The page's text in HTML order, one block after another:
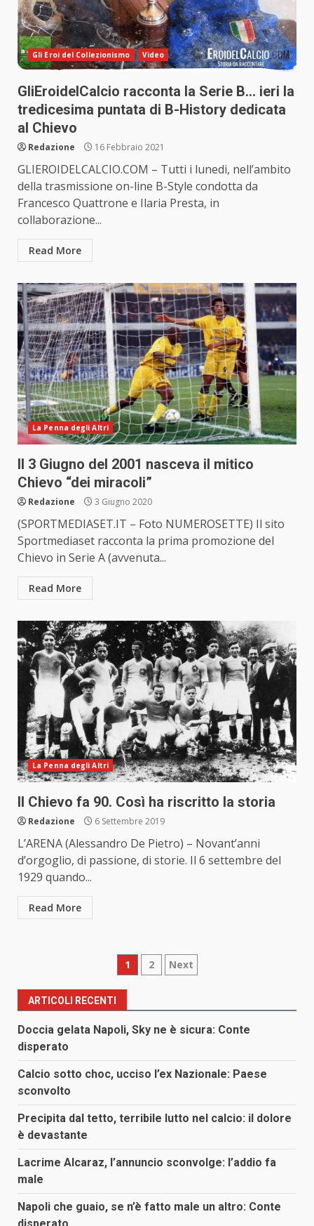
Gli Eroi del Collezionismo Video
GliEroidelCalcio racconta la Serie B… ieri la
tredicesima puntata di B-History dedicata
al Chievo
Redazione 16 Febbraio 2021
GLIEROIDELCALCIO.COM – Tutti i lunedi, nell’ambito
della trasmissione on-line B-Style condotta da
Francesco Quattrone e Ilaria Presta, in
collaborazione...
Read More
La Penna degli Altri
Il 3 Giugno del 2001 nasceva il mitico
Chievo “dei miracoli”
Redazione 3 Giugno 2020
(SPORTMEDIASET.IT – Foto NUMEROSETTE) Il sito
Sportmediaset racconta la prima promozione del
Chievo in Serie A (avvenuta...
Read More
La Penna degli Altri
Il Chievo fa 90. Così ha riscritto la storia
Redazione 6 Settembre 2019
L’ARENA (Alessandro De Pietro) – Novant’anni
d’orgoglio, di passione, di storie. Il 6 settembre del
1929 quando...
Read More
Paginazione
degli
articoli
1 2 Next
ARTICOLI RECENTI
Doccia gelata Napoli, Sky ne è sicura: Conte
disperato
Calcio sotto choc, ucciso l’ex Nazionale: Paese
sconvolto
Precipita dal tetto, terribile lutto nel calcio: il dolore
è devastante
Lacrime Alcaraz, l’annuncio sconvolge: l’addio fa
male
Napoli che guaio, se n’è fatto male un altro: Conte